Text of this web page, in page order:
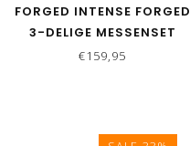
FORGED INTENSE FORGED
3-DELIGE MESSENSET
€159,95